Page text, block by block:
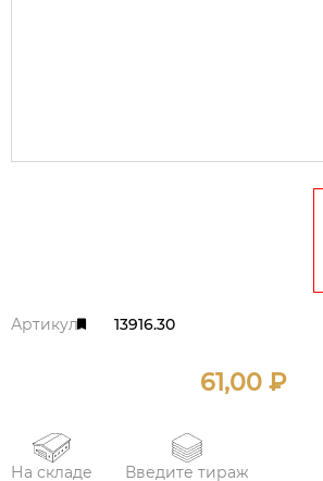
Артикул: 13916.30
61,00 ₽
На складе Введите тираж